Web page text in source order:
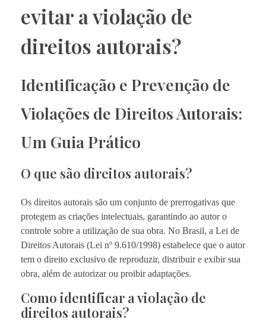
evitar a violação de
direitos autorais?
Identificação e Prevenção de
Violações de Direitos Autorais:
Um Guia Prático
O que são direitos autorais?
Os direitos autorais são um conjunto de prerrogativas que
protegem as criações intelectuais, garantindo ao autor o
controle sobre a utilização de sua obra. No Brasil, a Lei de
Direitos Autorais (Lei nº 9.610/1998) estabelece que o autor
tem o direito exclusivo de reproduzir, distribuir e exibir sua
obra, além de autorizar ou proibir adaptações.
Como identificar a violação de
direitos autorais?